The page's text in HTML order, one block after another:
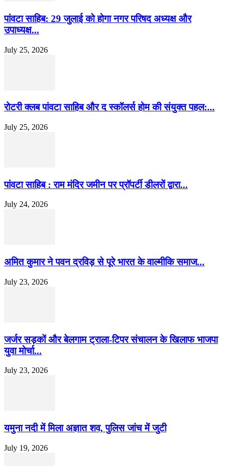
पांवटा साहिब: 29 जुलाई को होगा नगर परिषद अध्यक्ष और
उपाध्यक्ष...
July 25, 2026
​रोटरी क्लब पांवटा साहिब और द स्कॉलर्स होम की संयुक्त पहल:...
July 25, 2026
पांवटा साहिब : राम मंदिर जमीन पर प्रॉपर्टी डीलरों द्वारा...
July 24, 2026
अमित कुमार ने पवन द्रविड़ से पूरे भारत के वाल्मीकि समाज...
July 23, 2026
जर्जर सड़कों और बेलगाम ट्राला-टिपर संचालन के खिलाफ भाजपा
युवा मोर्चा...
July 23, 2026
यमुना नदी में मिला अज्ञात शव, पुलिस जांच में जुटी
July 19, 2026